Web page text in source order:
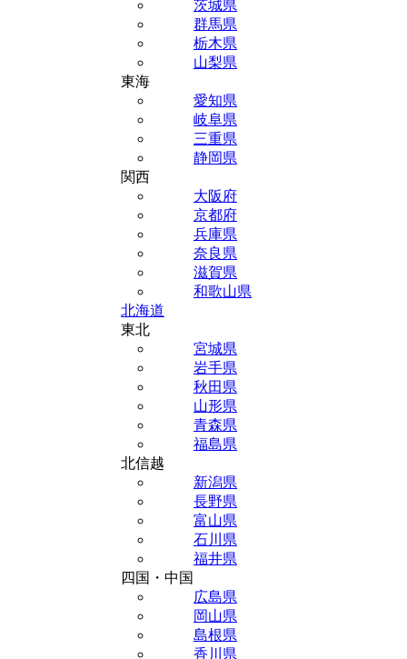
茨城県
群馬県
栃木県
山梨県
東海
愛知県
岐阜県
三重県
静岡県
関西
大阪府
京都府
兵庫県
奈良県
滋賀県
和歌山県
北海道
東北
宮城県
岩手県
秋田県
山形県
青森県
福島県
北信越
新潟県
長野県
富山県
石川県
福井県
四国・中国
広島県
岡山県
島根県
香川県